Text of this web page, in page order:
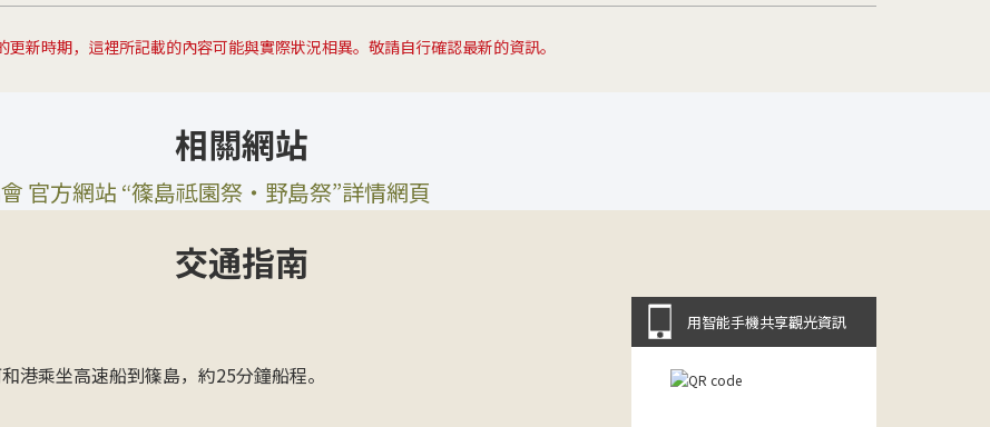
更新時期，這裡所記載的內容可能與實際狀況相異。敬請自行確認最新的資訊。
相關網站
官方網站 “篠島祗園祭・野島祭”詳情網頁
交通指南
港乘坐高速船到篠島，約25分鐘船程。
用智能手機共享觀光資訊